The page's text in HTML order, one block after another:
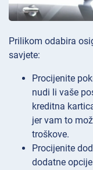
Prilikom odabira
savjete:
Procijenite
nudi li vaše
kreditna
jer vam to
troškove.
Procijenite
dodatne